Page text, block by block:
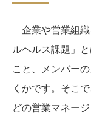
企業や営業組
ルヘルス課題」
こと、メンバー
くかです。そこ
どの営業マネー